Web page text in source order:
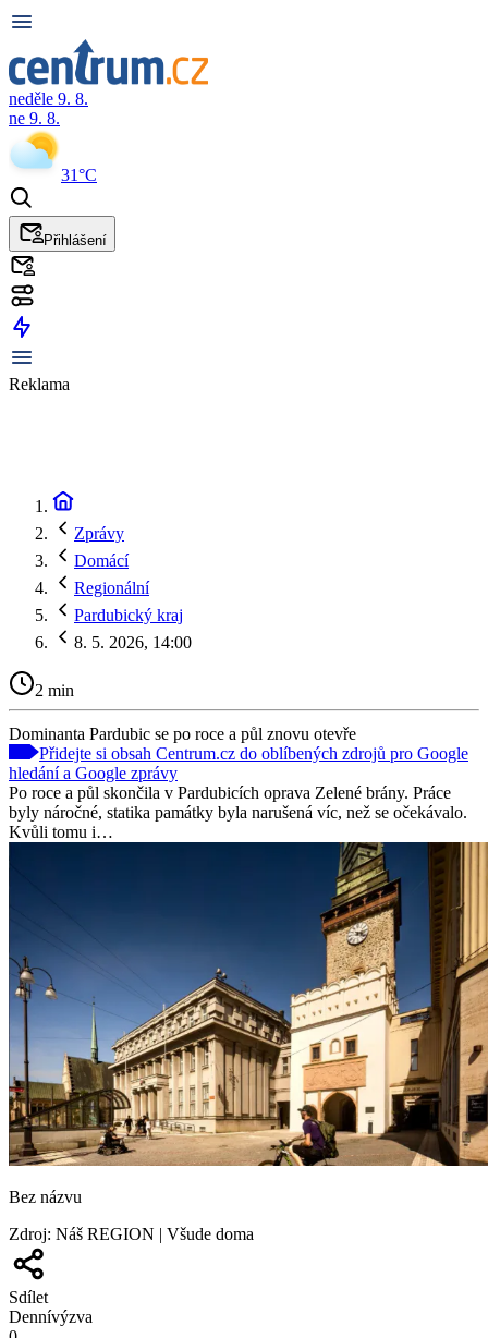
neděle 9. 8.
ne 9. 8.
31°C
Přihlášení
Reklama
Zprávy
Domácí
Regionální
Pardubický kraj
8. 5. 2026, 14:00
2 min
Dominanta Pardubic se po roce a půl znovu otevře
Přidejte si obsah Centrum.cz do oblíbených zdrojů pro Google
hledání a Google zprávy
Po roce a půl skončila v Pardubicích oprava Zelené brány. Práce
byly náročné, statika památky byla narušená víc, než se očekávalo.
Kvůli tomu i…
Bez názvu
Zdroj: Náš REGION | Všude doma
Sdílet
Dennívýzva